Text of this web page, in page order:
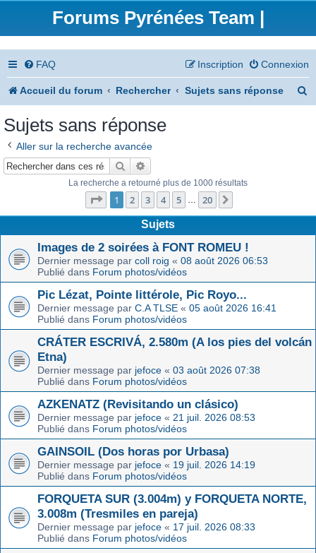
Forums Pyrénées Team |
FAQ Connexion
Inscription
Accueil du forum Rechercher Sujets sans réponse
Sujets sans réponse
Aller sur la recherche avancée
Rechercher
La recherche a retourné plus de 1000 résultats
Page 1sur20
1 2 3 4 5 … 20
Sujets
Images de 2 soirées à FONT ROMEU !
Dernier message par coll roig « 08 août 2026 06:53
Publié dans Forum photos/vidéos
Pic Lézat, Pointe littérole, Pic Royo...
Dernier message par C.A TLSE « 05 août 2026 16:41
Publié dans Forum photos/vidéos
CRÁTER ESCRIVÁ, 2.580m (A los pies del volcán
Etna)
Dernier message par jefoce « 03 août 2026 07:38
Publié dans Forum photos/vidéos
AZKENATZ (Revisitando un clásico)
Dernier message par jefoce « 21 juil. 2026 08:53
Publié dans Forum photos/vidéos
GAINSOIL (Dos horas por Urbasa)
Dernier message par jefoce « 19 juil. 2026 14:19
Publié dans Forum photos/vidéos
FORQUETA SUR (3.004m) y FORQUETA NORTE,
3.008m (Tresmiles en pareja)
Dernier message par jefoce « 17 juil. 2026 08:33
Publié dans Forum photos/vidéos